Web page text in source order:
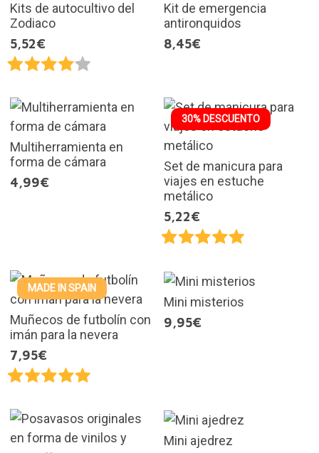
Kits de autocultivo del
Zodiaco
5,52€
Kit de emergencia
antironquidos
8,45€
Multiherramienta en
forma de cámara
4,99€
30% DESCUENTO
Set de manicura para
viajes en estuche
metálico
5,22€
MADE IN SPAIN
Muñecos de futbolín con
imán para la nevera
7,95€
Mini misterios
9,95€
Mini ajedrez